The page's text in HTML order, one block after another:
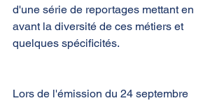
d'une série de reportages mettant en
avant la diversité de ces métiers et
quelques spécificités.
Lors de l'émission du 24 septembre